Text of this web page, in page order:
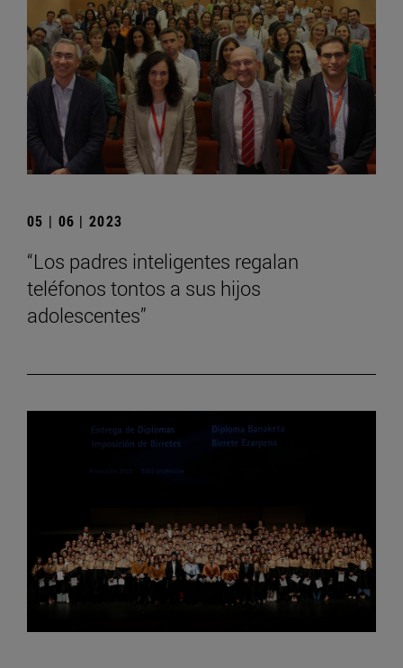
05 | 06 | 2023
“Los padres inteligentes regalan
teléfonos tontos a sus hijos
adolescentes”